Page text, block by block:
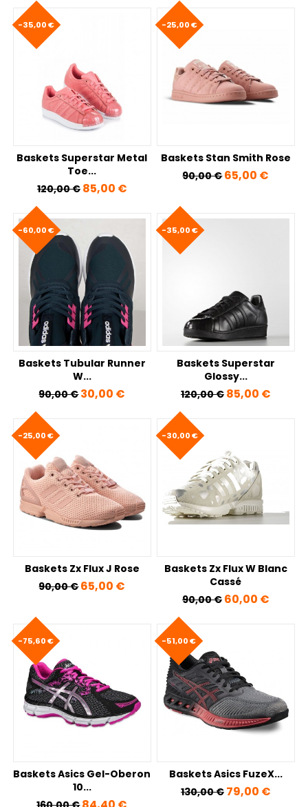
Baskets Superstar Metal
Toe...
Prix de base
120,00 € Prix
85,00 €
-35,00 €
Baskets Stan Smith Rose
Prix de base
90,00 €Prix
65,00 €
-25,00 €
Baskets Tubular Runner
W...
Prix de base
90,00 €Prix
30,00 €
-60,00 €
Baskets Superstar
Glossy...
Prix de base
120,00 € Prix
85,00 €
-35,00 €
Baskets Zx Flux J Rose
Prix de base
90,00 €Prix
65,00 €
-25,00 €
Baskets Zx Flux W Blanc
Cassé
Prix de base
90,00 € Prix
60,00 €
-30,00 €
Baskets Asics Gel-Oberon
10...
-75,60 €
Baskets Asics FuzeX...
Prix de base
130,00 € Prix
79,00 €
-51,00 €